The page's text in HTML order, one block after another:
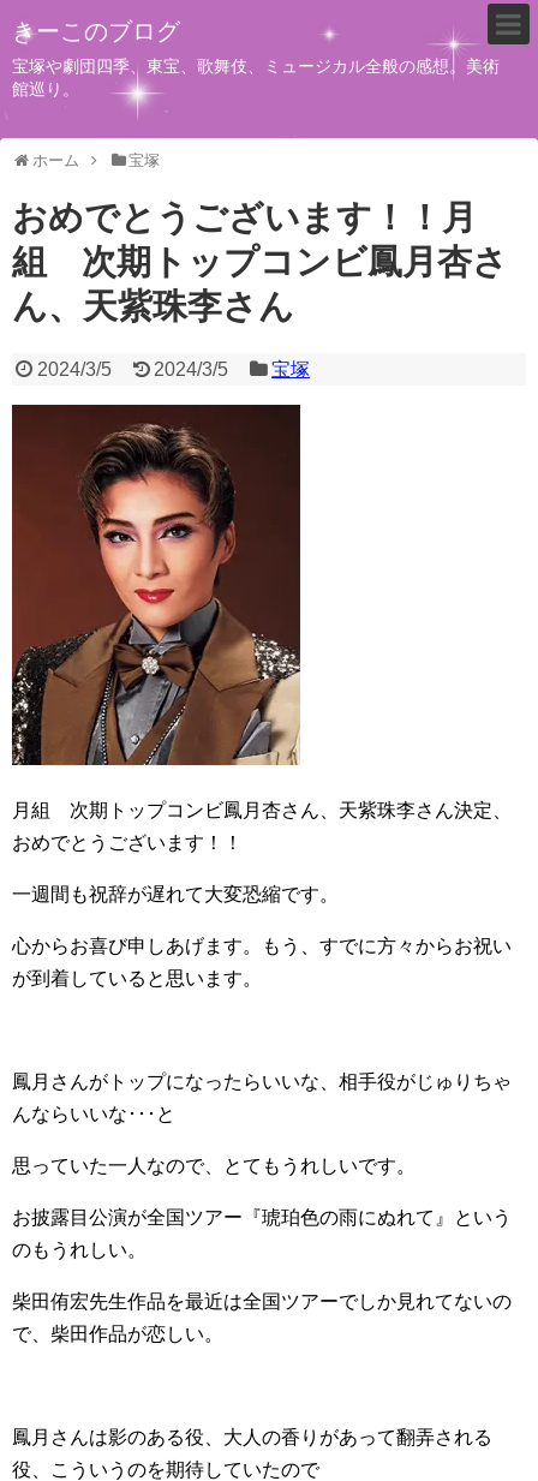
きーこのブログ
宝塚や劇団四季、東宝、歌舞伎、ミュージカル全般の感想。美術
館巡り。
ホーム 宝塚
おめでとうございます！！月
組 次期トップコンビ鳳月杏さ
ん、天紫珠李さん
2024/3/5 2024/3/5 宝塚
月組 次期トップコンビ鳳月杏さん、天紫珠李さん決定、
おめでとうございます！！
一週間も祝辞が遅れて大変恐縮です。
心からお喜び申しあげます。もう、すでに方々からお祝い
が到着していると思います。
鳳月さんがトップになったらいいな、相手役がじゅりちゃ
んならいいな･･･と
思っていた一人なので、とてもうれしいです。
お披露目公演が全国ツアー『琥珀色の雨にぬれて』という
のもうれしい。
柴田侑宏先生作品を最近は全国ツアーでしか見れてないの
で、柴田作品が恋しい。
鳳月さんは影のある役、大人の香りがあって翻弄される
役、こういうのを期待していたので